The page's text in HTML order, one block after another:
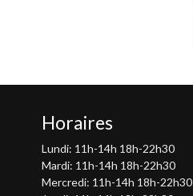
Horaires
Lundi: 11h-14h 18h-22h30
Mardi: 11h-14h 18h-22h30
Mercredi: 11h-14h 18h-22h30